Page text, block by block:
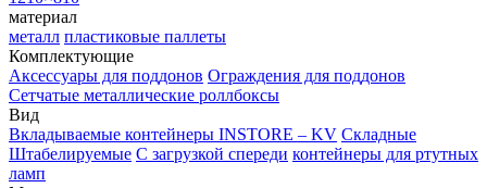
материал
металл пластиковые паллеты
Комплектующие
Аксессуары для поддонов Ограждения для поддонов
Сетчатые металлические роллбоксы
Вид
Вкладываемые контейнеры INSTORE – KV Складные
Штабелируемые С загрузкой спереди контейнеры для ртутных
ламп